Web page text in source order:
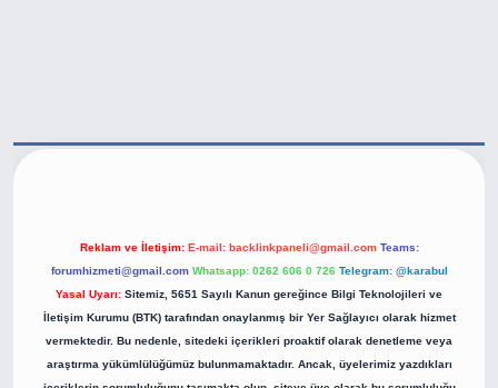
Reklam ve İletişim: E-mail: backlinkpaneli@gmail.com Teams:
forumhizmeti@gmail.com Whatsapp: 0262 606 0 726 Telegram: @karabul
Yasal Uyarı: Sitemiz, 5651 Sayılı Kanun gereğince Bilgi Teknolojileri ve
İletişim Kurumu (BTK) tarafından onaylanmış bir Yer Sağlayıcı olarak hizmet
vermektedir. Bu nedenle, sitedeki içerikleri proaktif olarak denetleme veya
araştırma yükümlülüğümüz bulunmamaktadır. Ancak, üyelerimiz yazdıkları